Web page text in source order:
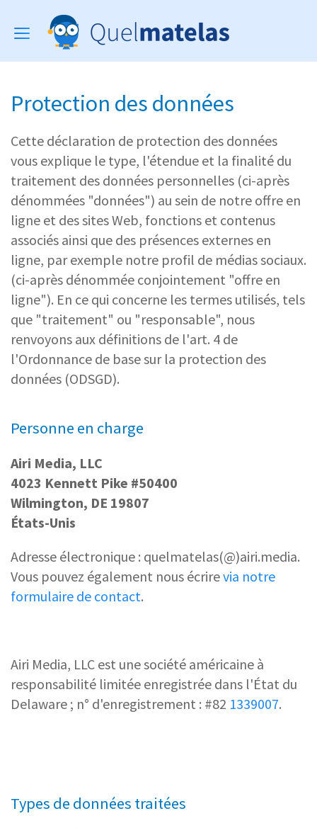
Toggle
navigation
Protection des données
Cette déclaration de protection des données
vous explique le type, l'étendue et la finalité du
traitement des données personnelles (ci-après
dénommées "données") au sein de notre offre en
ligne et des sites Web, fonctions et contenus
associés ainsi que des présences externes en
ligne, par exemple notre profil de médias sociaux.
(ci-après dénommée conjointement "offre en
ligne"). En ce qui concerne les termes utilisés, tels
que "traitement" ou "responsable", nous
renvoyons aux définitions de l'art. 4 de
l'Ordonnance de base sur la protection des
données (ODSGD).
Personne en charge
Airi Media, LLC
4023 Kennett Pike #50400
Wilmington, DE 19807
États-Unis
Adresse électronique : quelmatelas(@)airi.media.
Vous pouvez également nous écrirevia notre
formulaire de contact.
Airi Media, LLC est une société américaine à
responsabilité limitée enregistrée dans l'État du
Delaware ; n° d'enregistrement : #82 1339007.
Types de données traitées